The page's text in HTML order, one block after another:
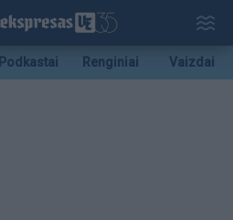
Podkastai Renginiai Vaizdai